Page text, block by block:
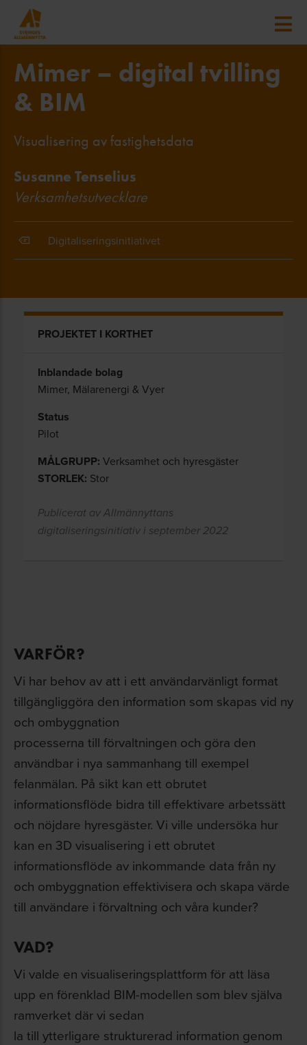
Mimer – digital tvilling
& BIM
Visualisering av fastighetsdata
Susanne Tenselius
Verksamhetsutvecklare
Digitaliseringsinitiativet
PROJEKTET I KORTHET
Inblandade bolag
Mimer, Mälarenergi & Vyer
Status
Pilot
MÅLGRUPP: Verksamhet och hyresgäster
STORLEK: Stor
Publicerat av Allmännyttans
digitaliseringsinitiativ i september 2022
VARFÖR?
Vi har behov av att i ett användarvänligt format
tillgängliggöra den information som skapas vid ny
och ombyggnation
processerna till förvaltningen och göra den
användbar i nya sammanhang till exempel
felanmälan. På sikt kan ett obrutet
informationsflöde bidra till effektivare arbetssätt
och nöjdare hyresgäster. Vi ville undersöka hur
kan en 3D visualisering i ett obrutet
informationsflöde av inkommande data från ny
och ombyggnation effektivisera och skapa värde
till användare i förvaltning och våra kunder?
VAD?
Vi valde en visualiseringsplattform för att läsa
upp en förenklad BIM-modellen som blev själva
ramverket där vi sedan
la till ytterligare strukturerad information genom